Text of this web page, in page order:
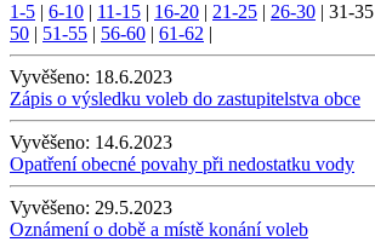
1-5 6-10 11-15 16-20 21-25 26-30 31-35
50
51-55 56-60 61-62
Vyvěšeno: 18.6.2023
Zápis o výsledku voleb do zastupitelstva obce
Vyvěšeno: 14.6.2023
Opatření obecné povahy při nedostatku vody
Vyvěšeno: 29.5.2023
Oznámení o době a místě konání voleb